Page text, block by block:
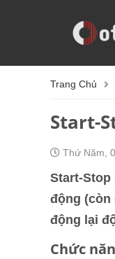
Trang Chủ
Start-
Thứ Năm,
Start-Stop
động (còn
động lại
Chức